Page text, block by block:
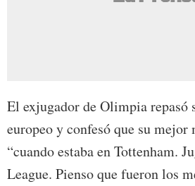
El exjugador de Olimpia repasó
europeo y confesó que su mejor
“cuando estaba en Tottenham.
League. Pienso que fueron los